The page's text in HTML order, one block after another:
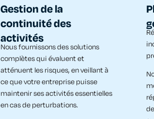
Gestion de la
continuité des
activités
Nous fournissons des solutions
complètes qui évaluent et
atténuent les risques, en veillant à
ce que votre entreprise puisse
maintenir ses activités essentielles
en cas de perturbations.